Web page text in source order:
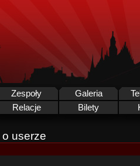
Zespoły Galeria
Relacje Bilety
userze